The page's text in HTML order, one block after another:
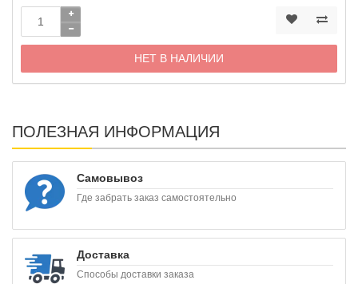
НЕТ В НАЛИЧИИ
ПОЛЕЗНАЯ ИНФОРМАЦИЯ
Самовывоз
Где забрать заказ самостоятельно
Доставка
Способы доставки заказа